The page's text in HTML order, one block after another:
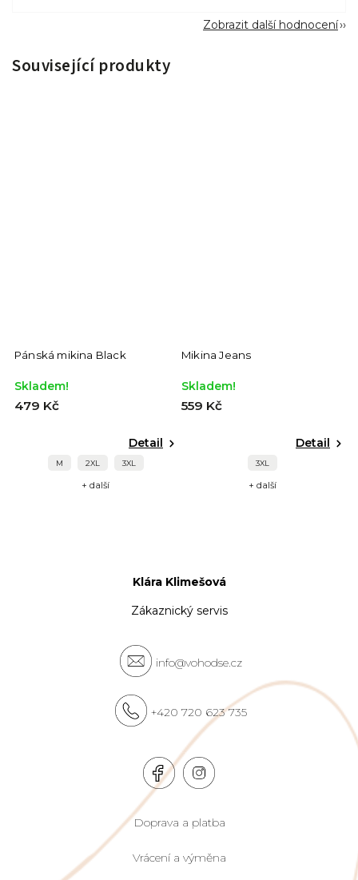
Zobrazit další hodnocení
Související produkty
Pánská mikina Black
Skladem!
479 Kč
Detail
M 2XL 3XL
+ další
Mikina Jeans
Skladem!
559 Kč
Detail
3XL
+ další
Klára Klimešová
Zákaznický servis
info@vohodse.cz
+420 720 623 735
Doprava a platba
Vrácení a výměna